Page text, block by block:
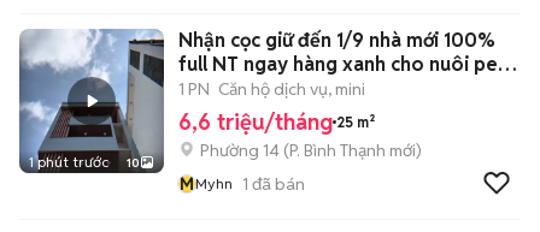
1 phút trước 10
Nhận cọc giữ đến 1/9 nhà mới 100%
full NT ngay hàng xanh cho nuôi pet
🍃
1 PN Căn hộ dịch vụ, mini
6,6 triệu/tháng 25 m²
Phường 14 (P. Bình Thạnh mới)
MMyhn 1 đã bán